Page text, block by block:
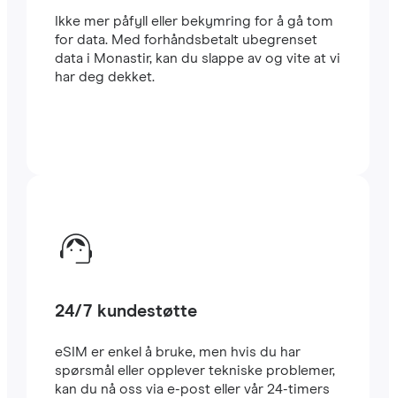
Ikke mer påfyll eller bekymring for å gå tom
for data. Med forhåndsbetalt ubegrenset
data i Monastir, kan du slappe av og vite at vi
har deg dekket.
24/7 kundestøtte
eSIM er enkel å bruke, men hvis du har
spørsmål eller opplever tekniske problemer,
kan du nå oss via e-post eller vår 24-timers